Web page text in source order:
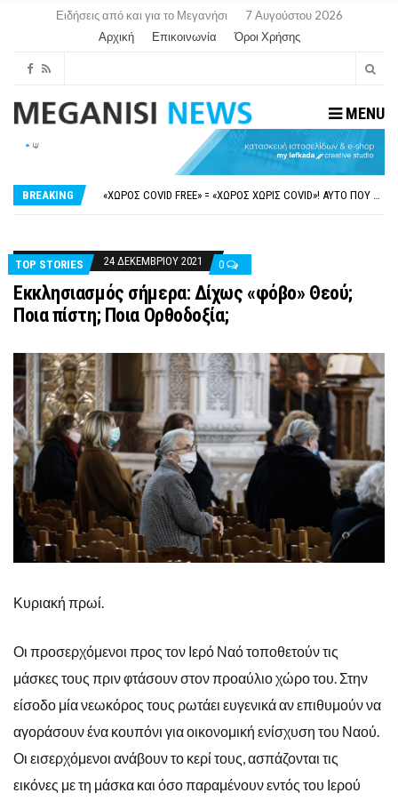
Ειδήσεις από και για το Μεγανήσι
7 Αυγούστου 2026
Αρχική
Επικοινωνία Όροι Χρήσης
MENU
BREAKING
ΝΥΔΡΊ:ΠΙΆΣΤΗΚΑΝ ΣΤΟ ΞΎΛΟ ΟΙ ΙΔΙΟΚΤΉΤΕΣ ΤΟΥΡΙΣΤΙΚΏΝ ΣΚΑΦΏΝ.
«ΧΏΡΟΣ COVID FREE» = «ΧΏΡΟΣ ΧΩΡΊΣ COVID»! ΑΥΤΌ ΠΟΥ ΚΑΝΕΊΣ ΔΕΝ ΈΧΕΙ ΤΟΛΜΉΣΕΙ ΝΑ ΡΩΤΉΣΕΙ
ΠΕΡΊ ΑΝΑΣΤΟΛΉΣ ΝΗΠΙΑΓΩΓΕΊΩΝ ΣΤΗ ΛΕΥΚΆΔΑ
TOP STORIES
24 ΔΕΚΕΜΒΡΊΟΥ 2021 0
Εκκλησιασμός σήμερα: Δίχως «φόβο» Θεού;
Ποια πίστη; Ποια Ορθοδοξία;
Κυριακή πρωί.
Οι προσερχόμενοι προς τον Ιερό Ναό τοποθετούν τις
μάσκες τους πριν φτάσουν στον προαύλιο χώρο του. Στην
είσοδο μία νεωκόρος τους ρωτάει ευγενικά αν επιθυμούν να
αγοράσουν ένα κουπόνι για οικονομική ενίσχυση του Ναού.
Οι εισερχόμενοι ανάβουν το κερί τους, ασπάζονται τις
εικόνες με τη μάσκα και όσο παραμένουν εντός του Ιερού